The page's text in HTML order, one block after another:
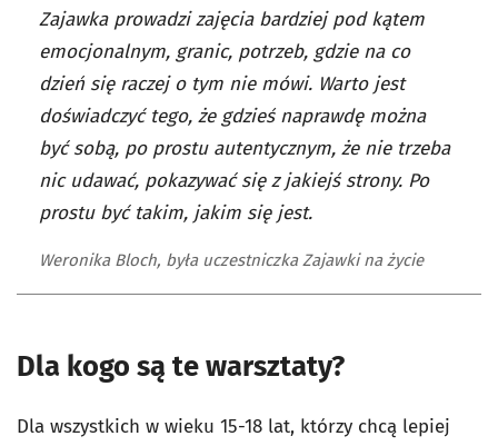
Zajawka prowadzi zajęcia bardziej pod kątem
emocjonalnym, granic, potrzeb, gdzie na co
dzień się raczej o tym nie mówi. Warto jest
doświadczyć tego, że gdzieś naprawdę można
być sobą, po prostu autentycznym, że nie trzeba
nic udawać, pokazywać się z jakiejś strony. Po
prostu być takim, jakim się jest.
Weronika Bloch, była uczestniczka Zajawki na życie
Dla kogo są te warsztaty?
Dla wszystkich w wieku 15-18 lat, którzy chcą lepiej